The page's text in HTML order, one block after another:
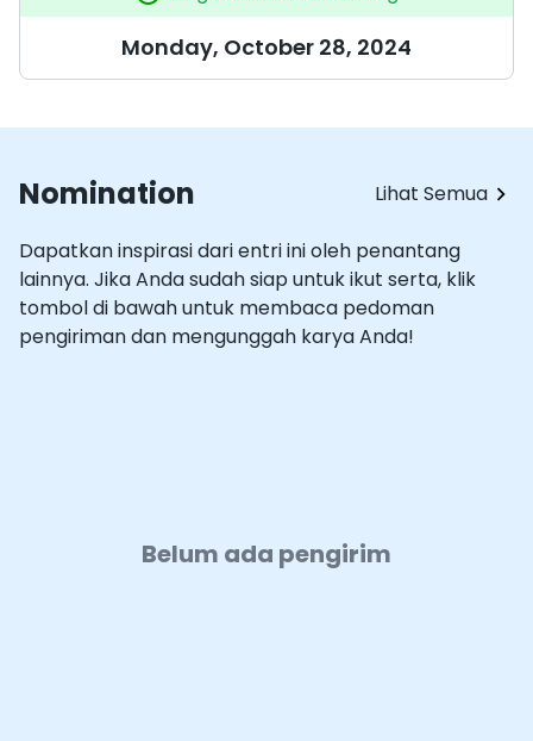
Monday, October 28, 2024
Nomination Lihat Semua
Dapatkan inspirasi dari entri ini oleh penantang
lainnya. Jika Anda sudah siap untuk ikut serta, klik
tombol di bawah untuk membaca pedoman
pengiriman dan mengunggah karya Anda!
Belum ada pengirim